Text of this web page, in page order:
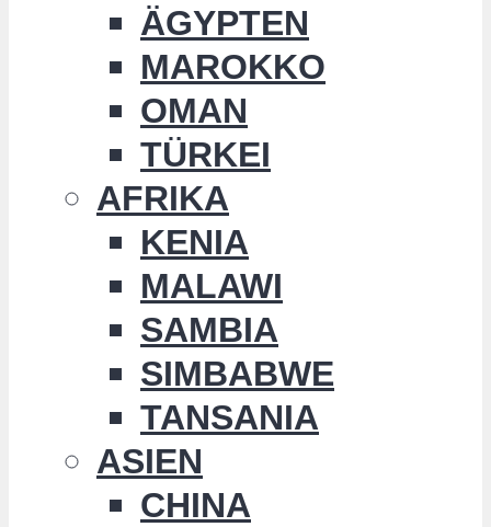
ÄGYPTEN
MAROKKO
OMAN
TÜRKEI
AFRIKA
KENIA
MALAWI
SAMBIA
SIMBABWE
TANSANIA
ASIEN
CHINA